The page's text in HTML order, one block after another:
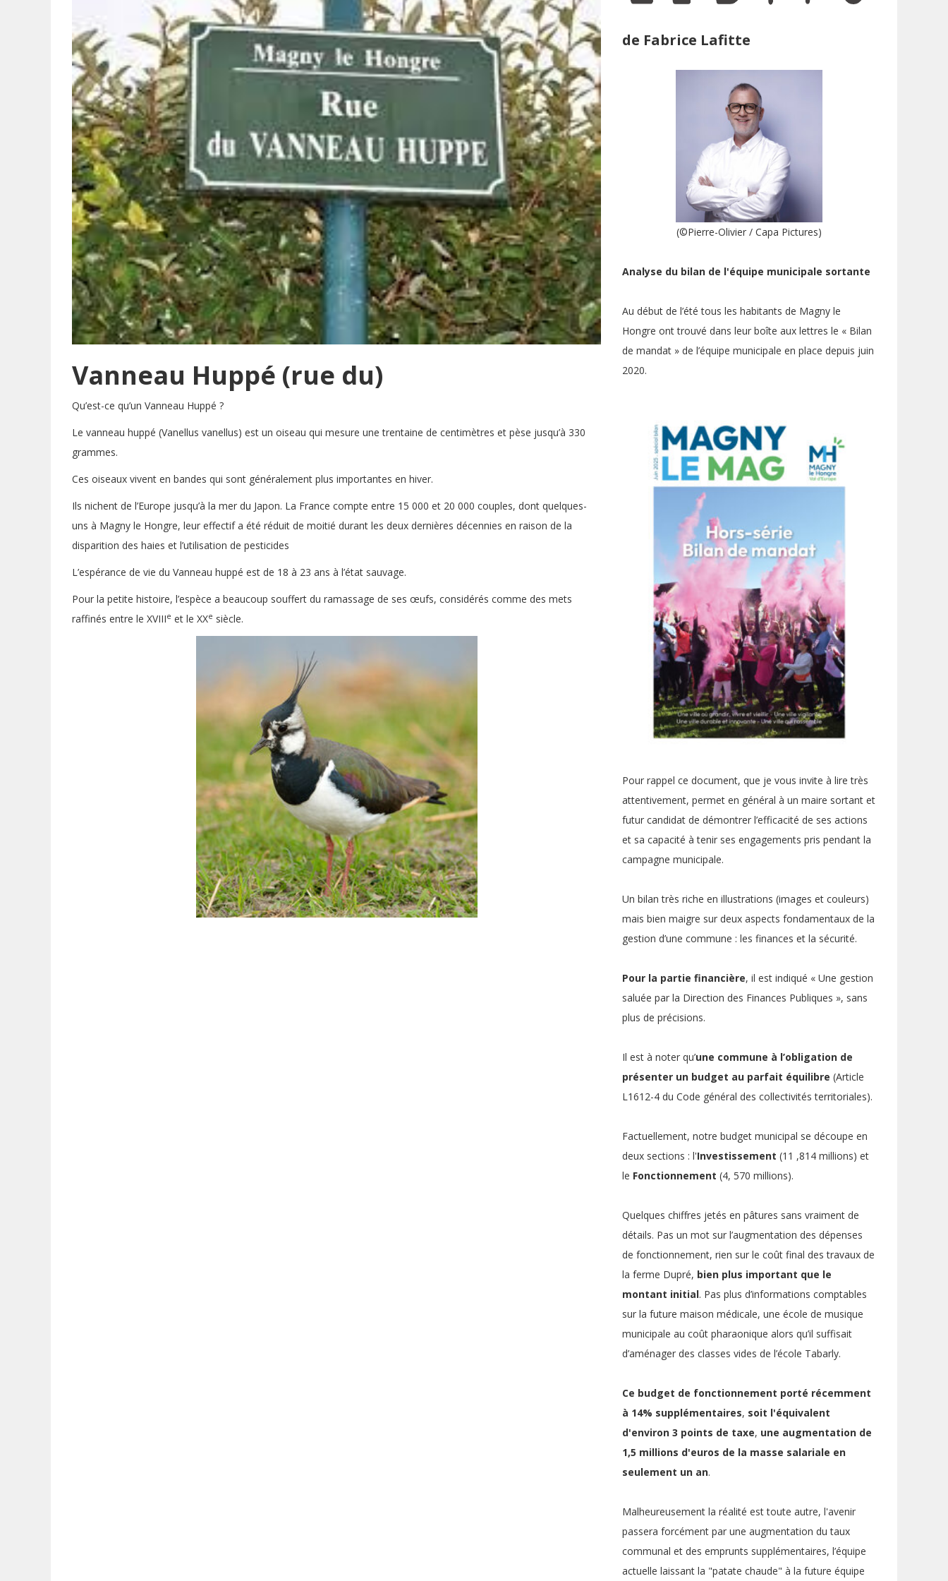
Vanneau Huppé (rue du)
Qu’est-ce qu’un Vanneau Huppé ?
Le vanneau huppé (Vanellus vanellus) est un oiseau qui mesure une trentaine de centimètres et pèse jusqu’à 330
grammes.
Ces oiseaux vivent en bandes qui sont généralement plus importantes en hiver.
Ils nichent de l’Europe jusqu’à la mer du Japon. La France compte entre 15 000 et 20 000 couples, dont quelques-
uns à Magny le Hongre, leur effectif a été réduit de moitié durant les deux dernières décennies en raison de la
disparition des haies et l’utilisation de pesticides
L’espérance de vie du Vanneau huppé est de 18 à 23 ans à l’état sauvage.
Pour la petite histoire, l’espèce a beaucoup souffert du ramassage de ses œufs, considérés comme des mets
raffinés entre le XVIIIe et le XXe siècle.
de Fabrice Lafitte
(©Pierre-Olivier / Capa Pictures)
Analyse du bilan de l'équipe municipale sortante
Au début de l’été tous les habitants de Magny le
Hongre ont trouvé dans leur boîte aux lettres le « Bilan
de mandat » de l’équipe municipale en place depuis juin
2020.
Pour rappel ce document, que je vous invite à lire très
attentivement, permet en général à un maire sortant et
futur candidat de démontrer l’efficacité de ses actions
et sa capacité à tenir ses engagements pris pendant la
campagne municipale.
Un bilan très riche en illustrations (images et couleurs)
mais bien maigre sur deux aspects fondamentaux de la
gestion d’une commune : les finances et la sécurité.
Pour la partie financière, il est indiqué « Une gestion
saluée par la Direction des Finances Publiques », sans
plus de précisions.
Il est à noter qu’une commune à l’obligation de
présenter un budget au parfait équilibre (Article
L1612-4 du Code général des collectivités territoriales).
Factuellement, notre budget municipal se découpe en
deux sections : l'Investissement (11 ,814 millions) et
le Fonctionnement (4, 570 millions).
Quelques chiffres jetés en pâtures sans vraiment de
détails. Pas un mot sur l’augmentation des dépenses
de fonctionnement, rien sur le coût final des travaux de
la ferme Dupré, bien plus important que le
montant initial. Pas plus d’informations comptables
sur la future maison médicale, une école de musique
municipale au coût pharaonique alors qu’il suffisait
d’aménager des classes vides de l’école Tabarly.
Ce budget de fonctionnement porté récemment
à 14% supplémentaires, soit l'équivalent
d'environ 3 points de taxe, une augmentation de
1,5 millions d'euros de la masse salariale en
seulement un an.
Malheureusement la réalité est toute autre, l'avenir
passera forcément par une augmentation du taux
communal et des emprunts supplémentaires, l’équipe
actuelle laissant la "patate chaude" à la future équipe